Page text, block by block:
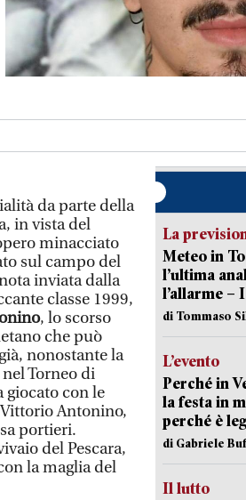
da parte della
in vista del
minacciato
sul campo del
inviata dalla
classe 1999,
, lo scorso
che può
nonostante la
Torneo di
giocato con le
Antonino,
portieri.
del Pescara,
la maglia del
La
Meteo in
l’ultima
l’allarme –
di Tommaso
L’evento
Perché in
la festa in
perché è
di Gabriele
Il lutto